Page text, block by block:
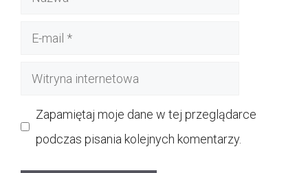
Witryna
Zapamiętaj moje dane w tej przeglądarce
podczas pisania kolejnych komentarzy.